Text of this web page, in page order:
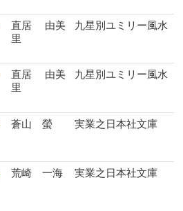
直居 由美
里
九星別ユミリー風水
直居 由美
里
九星別ユミリー風水
蒼山 螢 実業之日本社文庫
荒崎 一海 実業之日本社文庫